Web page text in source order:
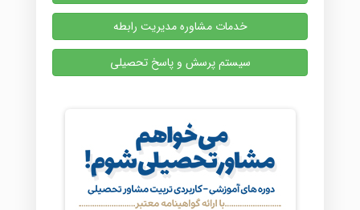
خدمات مشاوره مدیریت رابطه
سیستم پرسش و پاسخ تحصیلی